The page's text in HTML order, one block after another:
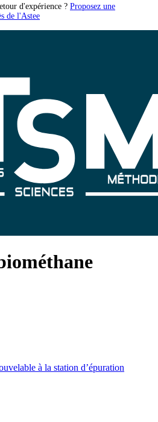
d'expérience ? Proposez une
de l'Astee
à la station d’épuration